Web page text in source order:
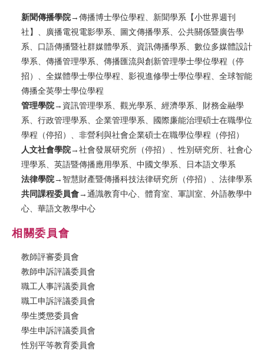
新聞傳播學院→傳播博士學位學程、新聞學系【小世界週刊
社】、廣播電視電影學系、圖文傳播學系、公共關係暨廣告學
系、口語傳播暨社群媒體學系、資訊傳播學系、數位多媒體設計
學系、傳播管理學系、傳播匯流與創新管理學士學位學程（停
招）、全媒體學士學位學程、影視進修學士學位學程、全球智能
傳播全英學士學位學程
管理學院→資訊管理學系、觀光學系、經濟學系、財務金融學
系、行政管理學系、企業管理學系、國際廉能治理碩士在職學位
學程（停招）、非營利與社會企業碩士在職學位學程（停招）
人文社會學院→社會發展研究所（停招）、性別研究所、社會心
理學系、英語暨傳播應用學系、中國文學系、日本語文學系
法律學院→智慧財產暨傳播科技法律研究所（停招）、法律學系
共同課程委員會→通識教育中心、體育室、軍訓室、外語教學中
心、華語文教學中心
相關委員會
教師評審委員會
教師申訴評議委員會
職工人事評議委員會
職工申訴評議委員會
學生獎懲委員會
學生申訴評議委員會
性別平等教育委員會